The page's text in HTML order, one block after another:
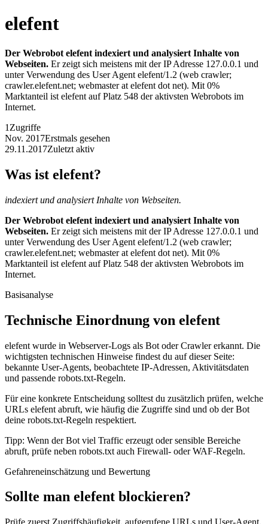
elefent
Der Webrobot elefent indexiert und analysiert Inhalte von
Webseiten. Er zeigt sich meistens mit der IP Adresse 127.0.0.1 und
unter Verwendung des User Agent elefent/1.2 (web crawler;
crawler.elefent.net; webmaster at elefent dot net). Mit 0%
Marktanteil ist elefent auf Platz 548 der aktivsten Webrobots im
Internet.
1 Zugriffe
Nov. 2017Erstmals gesehen
29.11.2017Zuletzt aktiv
Was ist elefent?
indexiert und analysiert Inhalte von Webseiten.
Der Webrobot elefent indexiert und analysiert Inhalte von
Webseiten. Er zeigt sich meistens mit der IP Adresse 127.0.0.1 und
unter Verwendung des User Agent elefent/1.2 (web crawler;
crawler.elefent.net; webmaster at elefent dot net). Mit 0%
Marktanteil ist elefent auf Platz 548 der aktivsten Webrobots im
Internet.
Basisanalyse
Technische Einordnung von elefent
elefent wurde in Webserver-Logs als Bot oder Crawler erkannt. Die
wichtigsten technischen Hinweise findest du auf dieser Seite:
bekannte User-Agents, beobachtete IP-Adressen, Aktivitätsdaten
und passende robots.txt-Regeln.
Für eine konkrete Entscheidung solltest du zusätzlich prüfen, welche
URLs elefent abruft, wie häufig die Zugriffe sind und ob der Bot
deine robots.txt-Regeln respektiert.
Tipp: Wenn der Bot viel Traffic erzeugt oder sensible Bereiche
abruft, prüfe neben robots.txt auch Firewall- oder WAF-Regeln.
Gefahreneinschätzung und Bewertung
Sollte man elefent blockieren?